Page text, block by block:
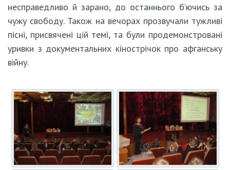
несправедливо й зарано, до останнього б’ючись за
чужу свободу. Також на вечорах прозвучали тужливі
пісні, присвячені цій темі, та були продемонстровані
уривки з документальних кінострічок про афганську
війну.